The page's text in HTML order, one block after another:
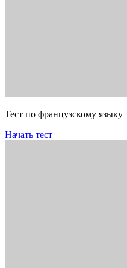
Тест по французскому языку
Начать тест